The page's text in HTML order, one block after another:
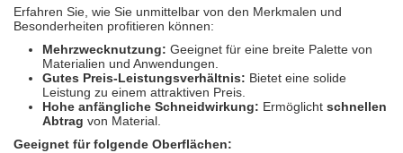
(1)
ZVG
Erfahren Sie, wie Sie unmittelbar von den Merkmalen und
Besonderheiten profitieren können:
Mehrzwecknutzung: Geeignet für eine breite Palette von
Materialien und Anwendungen.
Gutes Preis-Leistungsverhältnis: Bietet eine solide
Leistung zu einem attraktiven Preis.
Hohe anfängliche Schneidwirkung: Ermöglicht schnellen
Abtrag von Material.
Geeignet für folgende Oberflächen: